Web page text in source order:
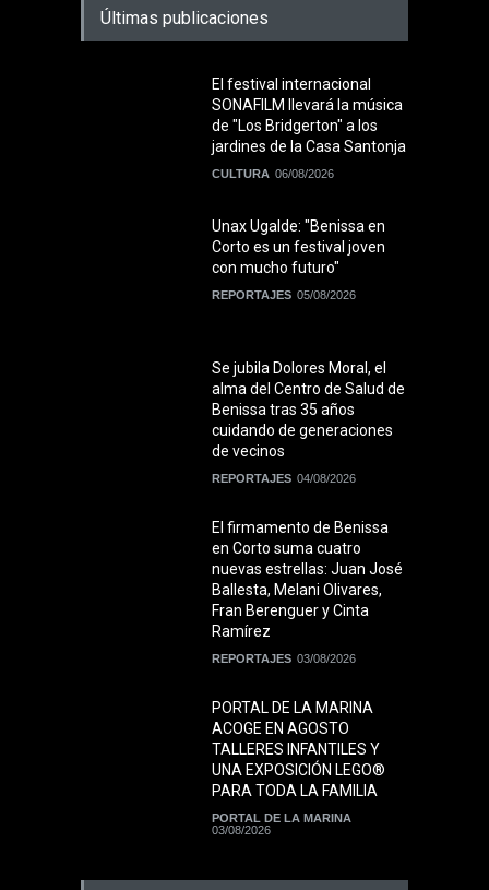
Últimas publicaciones
El festival internacional
SONAFILM llevará la música
de "Los Bridgerton" a los
jardines de la Casa Santonja
CULTURA 06/08/2026
Unax Ugalde: "Benissa en
Corto es un festival joven
con mucho futuro"
REPORTAJES 05/08/2026
Se jubila Dolores Moral, el
alma del Centro de Salud de
Benissa tras 35 años
cuidando de generaciones
de vecinos
REPORTAJES 04/08/2026
El firmamento de Benissa
en Corto suma cuatro
nuevas estrellas: Juan José
Ballesta, Melani Olivares,
Fran Berenguer y Cinta
Ramírez
REPORTAJES 03/08/2026
PORTAL DE LA MARINA
ACOGE EN AGOSTO
TALLERES INFANTILES Y
UNA EXPOSICIÓN LEGO®
PARA TODA LA FAMILIA
PORTAL DE LA MARINA
03/08/2026